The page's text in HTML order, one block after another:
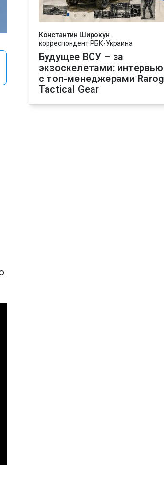
Константин Широкун
корреспондент РБК-Украина
Будущее ВСУ – за
экзоскелетами: интервью
с топ-менеджерами Rarog
Tactical Gear